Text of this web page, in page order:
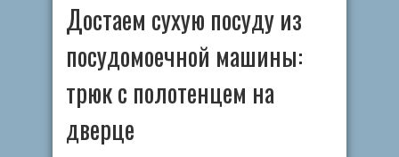
Достаем сухую посуду из
посудомоечной машины:
трюк с полотенцем на
дверце